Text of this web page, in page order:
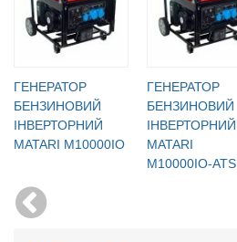
ГЕНЕРАТОР
БЕНЗИНОВИЙ
IНВЕРТОРНИЙ
MATARI M10000IO
ГЕНЕРАТОР
БЕНЗИНОВИЙ
IНВЕРТОРНИЙ
MATARI
M10000IO-ATS